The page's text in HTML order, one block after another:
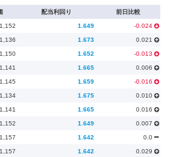
配当利回り 前日比較
1,152 1.649 -0.024
1,136 1.673 0.021
1,150 1.652 -0.013
1,141 1.665 0.006
1,145 1.659 -0.016
1,134 1.675 0.010
1,141 1.665 0.016
1,152 1.649 0.007
1,157 1.642 0.0
1,157 1.642 0.029